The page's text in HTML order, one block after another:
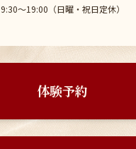
9:30〜19:00（日曜・祝日定休）
体験予約